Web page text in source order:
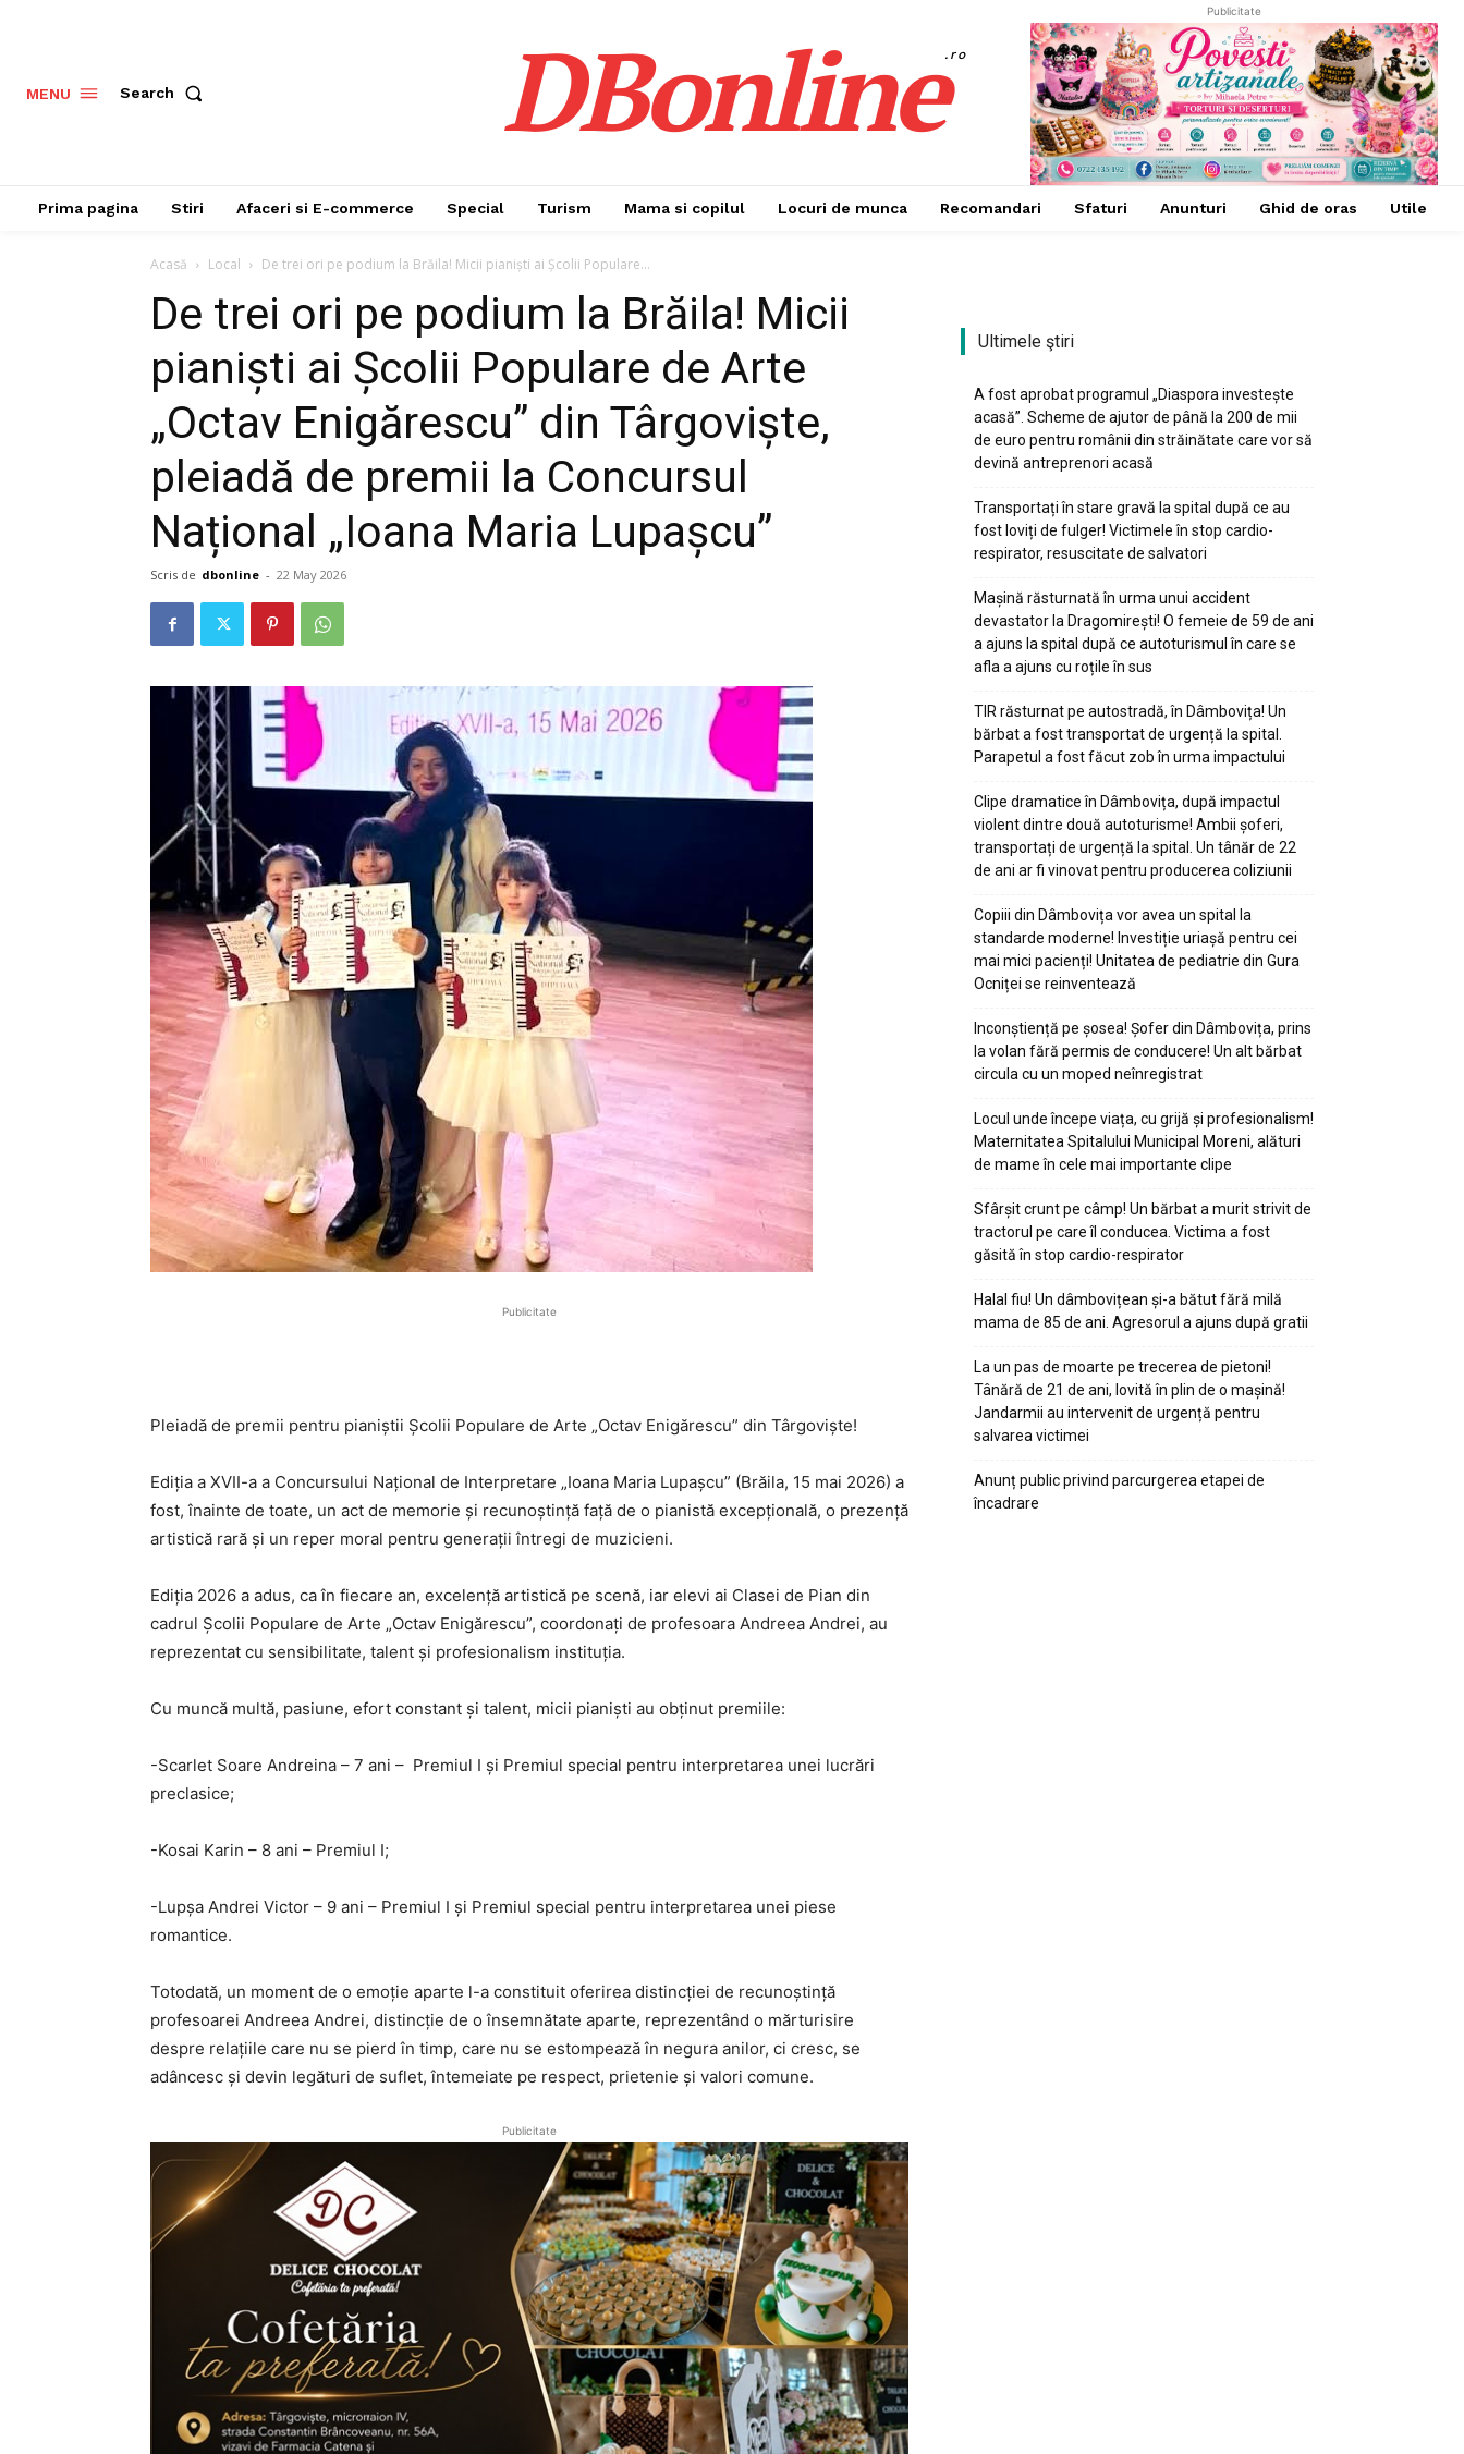
MENU Search DBonline.ro
Publicitate
Prima pagina Stiri Afaceri si E-commerce Special Turism Mama si copilul Locuri de munca Recomandari Sfaturi Anunturi Ghid de oras Utile
Acasă Local De trei ori pe podium la Brăila! Micii pianiști ai Școlii Populare...
De trei ori pe podium la Brăila! Micii
pianiști ai Școlii Populare de Arte
„Octav Enigărescu” din Târgoviște,
pleiadă de premii la Concursul
Național „Ioana Maria Lupașcu”
Scris de dbonline - 22 May 2026
Publicitate
Pleiadă de premii pentru pianiștii Școlii Populare de Arte „Octav Enigărescu” din Târgoviște!
Ediția a XVII-a a Concursului Național de Interpretare „Ioana Maria Lupașcu” (Brăila, 15 mai 2026) a
fost, înainte de toate, un act de memorie și recunoștință față de o pianistă excepțională, o prezență
artistică rară și un reper moral pentru generații întregi de muzicieni.
Ediția 2026 a adus, ca în fiecare an, excelență artistică pe scenă, iar elevi ai Clasei de Pian din
cadrul Școlii Populare de Arte „Octav Enigărescu”, coordonați de profesoara Andreea Andrei, au
reprezentat cu sensibilitate, talent și profesionalism instituția.
Cu muncă multă, pasiune, efort constant și talent, micii pianiști au obținut premiile:
-Scarlet Soare Andreina – 7 ani – Premiul I și Premiul special pentru interpretarea unei lucrări
preclasice;
-Kosai Karin – 8 ani – Premiul I;
-Lupșa Andrei Victor – 9 ani – Premiul I și Premiul special pentru interpretarea unei piese
romantice.
Totodată, un moment de o emoție aparte l-a constituit oferirea distincției de recunoștință
profesoarei Andreea Andrei, distincție de o însemnătate aparte, reprezentând o mărturisire
despre relațiile care nu se pierd în timp, care nu se estompează în negura anilor, ci cresc, se
adâncesc și devin legături de suflet, întemeiate pe respect, prietenie și valori comune.
Publicitate
Ultimele ştiri
A fost aprobat programul „Diaspora investește
acasă”. Scheme de ajutor de până la 200 de mii
de euro pentru românii din străinătate care vor să
devină antreprenori acasă
Transportați în stare gravă la spital după ce au
fost loviți de fulger! Victimele în stop cardio-
respirator, resuscitate de salvatori
Mașină răsturnată în urma unui accident
devastator la Dragomirești! O femeie de 59 de ani
a ajuns la spital după ce autoturismul în care se
afla a ajuns cu roțile în sus
TIR răsturnat pe autostradă, în Dâmbovița! Un
bărbat a fost transportat de urgență la spital.
Parapetul a fost făcut zob în urma impactului
Clipe dramatice în Dâmbovița, după impactul
violent dintre două autoturisme! Ambii șoferi,
transportați de urgență la spital. Un tânăr de 22
de ani ar fi vinovat pentru producerea coliziunii
Copiii din Dâmbovița vor avea un spital la
standarde moderne! Investiție uriașă pentru cei
mai mici pacienți! Unitatea de pediatrie din Gura
Ocniței se reinventează
Inconștiență pe șosea! Șofer din Dâmbovița, prins
la volan fără permis de conducere! Un alt bărbat
circula cu un moped neînregistrat
Locul unde începe viața, cu grijă și profesionalism!
Maternitatea Spitalului Municipal Moreni, alături
de mame în cele mai importante clipe
Sfârșit crunt pe câmp! Un bărbat a murit strivit de
tractorul pe care îl conducea. Victima a fost
găsită în stop cardio-respirator
Halal fiu! Un dâmbovițean și-a bătut fără milă
mama de 85 de ani. Agresorul a ajuns după gratii
La un pas de moarte pe trecerea de pietoni!
Tânără de 21 de ani, lovită în plin de o mașină!
Jandarmii au intervenit de urgență pentru
salvarea victimei
Anunț public privind parcurgerea etapei de
încadrare